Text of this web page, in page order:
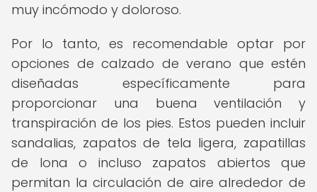
muy incómodo y doloroso.
Por lo tanto, es recomendable optar por
opciones de calzado de verano que estén
diseñadas específicamente para
proporcionar una buena ventilación y
transpiración de los pies. Estos pueden incluir
sandalias, zapatos de tela ligera, zapatillas
de lona o incluso zapatos abiertos que
permitan la circulación de aire alrededor de